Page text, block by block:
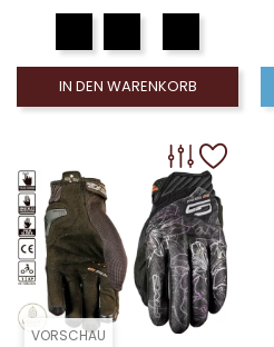
IN DEN WARENKORB
VORSCHAU